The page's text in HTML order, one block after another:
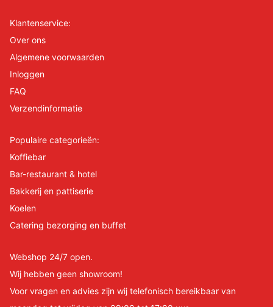
Klantenservice:
Over ons
Algemene voorwaarden
Inloggen
FAQ
Verzendinformatie
Populaire categorieën:
Koffiebar
Bar-restaurant & hotel
Bakkerij en pattiserie
Koelen
Catering bezorging en buffet
Webshop 24/7 open.
Wij hebben geen showroom!
Voor vragen en advies zijn wij telefonisch bereikbaar van